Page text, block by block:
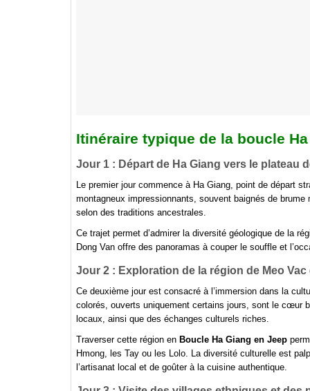
colorés, ouverts uniquement certains jours, sont le cœur
Traverser cette région en
Boucle Ha Giang en Jeep
Hmong, les Tay ou les Lolo. La diversité culturelle est
l’artisanat local et de goûter à la cuisine authentique.
Le troisième jour offre une plongée dans l’univers des
Les paysages karstiques qui entourent ces villages
impressionnantes se dressent dans un écrin de verdure,
géologique et culturelle.
Le retour vers Ha Giang est ponctué d’un arrêt
Vietnam. La route offre une vue vertigineuse sur la vallée
Ce passage enchanteur marque la fin de l’aventure,